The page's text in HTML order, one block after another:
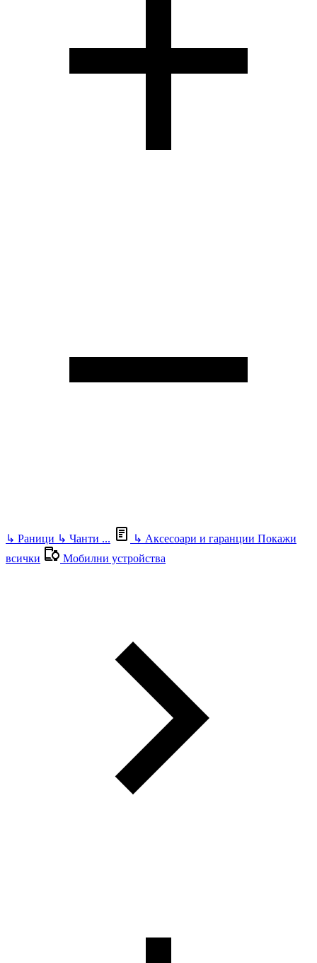
↳ Раници ↳ Чанти ... ↳ Аксесоари и гаранции Покажи
всички
Мобилни устройства